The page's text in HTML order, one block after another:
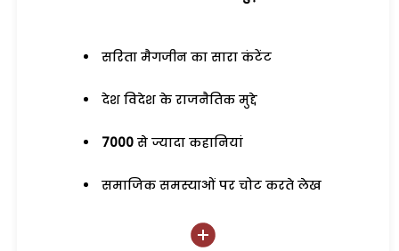
सरिता मैगजीन का सारा कंटेंट
देश विदेश के राजनैतिक मुद्दे
7000 से ज्यादा कहानियां
समाजिक समस्याओं पर चोट करते लेख